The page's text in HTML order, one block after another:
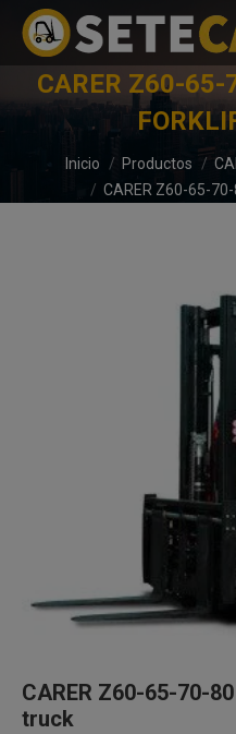
CARER Z60-65-
Estás aquí:
Inicio Productos
CARER Z60-65-
CARER Z60-65-70-
truck